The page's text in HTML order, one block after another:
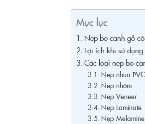
Mục lục
Nẹp bo cạnh gỗ
Lợi ích khi sử
Các loại nẹp bo
Nẹp nhựa PVC
Nẹp nhôm
Nẹp Veneer
Nẹp Laminate
Nẹp